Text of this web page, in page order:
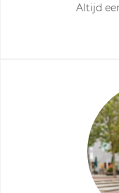
Altijd